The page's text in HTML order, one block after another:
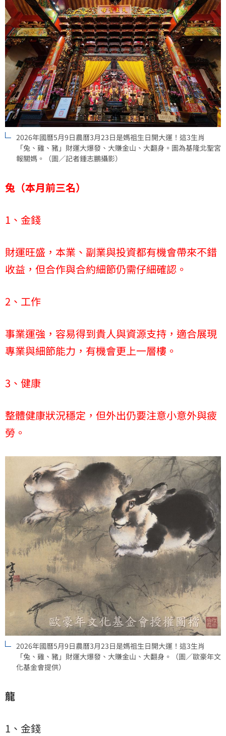
2026年國曆5月9日農曆3月23日是媽祖生日開大運！這3生肖
「兔、雞、豬」財運大爆發、大賺金山、大翻身。圖為基隆北聖宮
報關媽。（圖／記者鍾志鵬攝影）
兔（本月前三名）
1、金錢
財運旺盛，本業、副業與投資都有機會帶來不錯
收益，但合作與合約細節仍需仔細確認。
2、工作
事業運強，容易得到貴人與資源支持，適合展現
專業與細節能力，有機會更上一層樓。
3、健康
整體健康狀況穩定，但外出仍要注意小意外與疲
勞。
2026年國曆5月9日農曆3月23日是媽祖生日開大運！這3生肖
「兔、雞、豬」財運大爆發、大賺金山、大翻身。（圖／歐豪年文
化基金會提供）
龍
1、金錢